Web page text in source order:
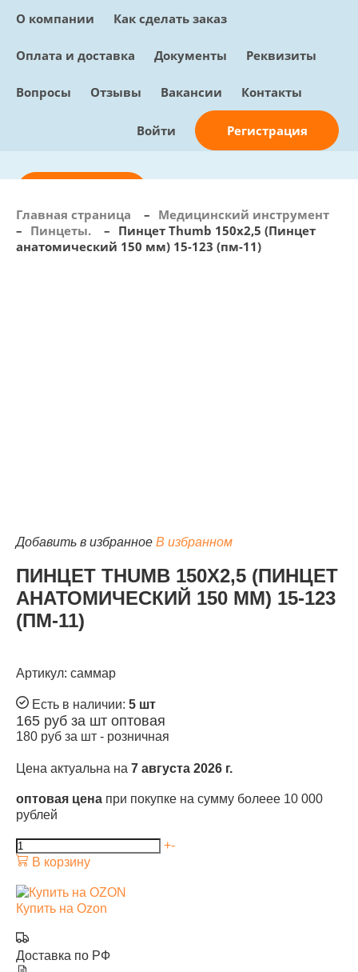
О компании Как сделать заказ
Оплата и доставка Документы Реквизиты
Вопросы Отзывы Вакансии Контакты
Войти Регистрация
info@sunmed.ru
Главная страница – Медицинский инструмент
– Пинцеты. – Пинцет Thumb 150х2,5 (Пинцет
анатомический 150 мм) 15-123 (пм-11)
Добавить в избранное В избранном
ПИНЦЕТ THUMB 150Х2,5 (ПИНЦЕТ
АНАТОМИЧЕСКИЙ 150 ММ) 15-123
(ПМ-11)
Артикул: саммар
Есть в наличии: 5 шт
165 руб за шт оптовая
180 руб за шт - розничная
Цена актуальна на 7 августа 2026 г.
оптовая цена при покупке на сумму болеее 10 000
рублей
+-
В корзину
Купить на Ozon
Доставка по РФ